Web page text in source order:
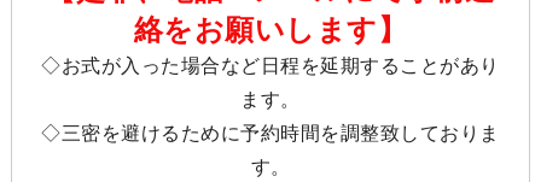
絡をお願いします】
◇お式が入った場合など日程を延期することがあり
ます。
◇三密を避けるために予約時間を調整致しておりま
す。